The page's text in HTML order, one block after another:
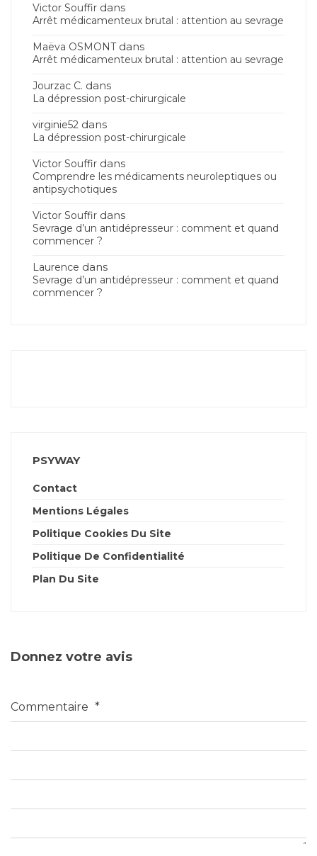
Victor Souffir dans
Arrêt médicamenteux brutal : attention au sevrage
Maëva OSMONTdans
Arrêt médicamenteux brutal : attention au sevrage
Jourzac C. dans
La dépression post-chirurgicale
virginie52 dans
La dépression post-chirurgicale
Victor Souffir dans
Comprendre les médicaments neuroleptiques ou
antipsychotiques
Victor Souffir dans
Sevrage d’un antidépresseur : comment et quand
commencer ?
Laurence dans
Sevrage d’un antidépresseur : comment et quand
commencer ?
PSYWAY
Contact
Mentions Légales
Politique Cookies Du Site
Politique De Confidentialité
Plan Du Site
Donnez votre avis
Commentaire *